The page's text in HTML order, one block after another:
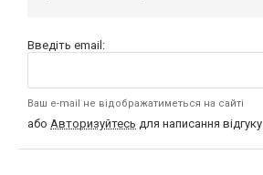
Введіть email:
Ваш e-mail не відображатиметься на сайті
або Авторизуйтесь для написання відгуку